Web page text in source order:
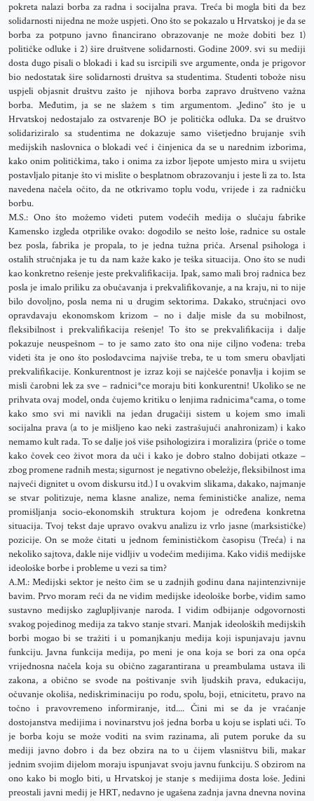
pokreta nalazi borba za radna i socijalna prava. Treća bi mogla biti da bez
solidarnosti nijedna ne može uspjeti. Ono što se pokazalo u Hrvatskoj je da se
borba za potpuno javno financirano obrazovanje ne može dobiti bez 1)
političke odluke i 2) šire društvene solidarnosti. Godine 2009. svi su mediji
dosta dugo pisali o blokadi i kad su isrcipili sve argumente, onda je prigovor
bio nedostatak šire solidarnosti društva sa studentima. Studenti tobože nisu
uspjeli objasnit društvu zašto je njihova borba zapravo društveno važna
borba. Međutim, ja se ne slažem s tim argumentom. „Jedino“ što je u
Hrvatskoj nedostajalo za ostvarenje BO je politička odluka. Da se društvo
solidariziralo sa studentima ne dokazuje samo višetjedno brujanje svih
medijskih naslovnica o blokadi već i činjenica da se u narednim izborima,
kako onim političkima, tako i onima za izbor ljepote umjesto mira u svijetu
postavljalo pitanje što vi mislite o besplatnom obrazovanju i jeste li za to. Ista
navedena načela očito, da ne otkrivamo toplu vodu, vrijede i za radničku
borbu.
M.S.: Ono što možemo videti putem vodećih medija o slučaju fabrike
Kamensko izgleda otprilike ovako: dogodilo se nešto loše, radnice su ostale
bez posla, fabrika je propala, to je jedna tužna priča. Arsenal psihologa i
ostalih stručnjaka je tu da nam kaže kako je teška situacija. Ono što se nudi
kao konkretno rešenje jeste prekvalifikacija. Ipak, samo mali broj radnica bez
posla je imalo priliku za obučavanja i prekvalifikovanje, a na kraju, ni to nije
bilo dovoljno, posla nema ni u drugim sektorima. Dakako, stručnjaci ovo
opravdavaju ekonomskom krizom – no i dalje misle da su mobilnost,
fleksibilnost i prekvalifikacija rešenje! To što se prekvalifikacija i dalje
pokazuje neuspešnom – to je samo zato što ona nije ciljno vođena: treba
videti šta je ono što poslodavcima najviše treba, te u tom smeru obavljati
prekvalifikacije. Konkurentnost je izraz koji se najčešće ponavlja i kojim se
misli čarobni lek za sve – radnici*ce moraju biti konkurentni! Ukoliko se ne
prihvata ovaj model, onda čujemo kritiku o lenjima radnicima*cama, o tome
kako smo svi mi navikli na jedan drugačiji sistem u kojem smo imali
socijalna prava (a to je mišljeno kao neki zastrašujući anahronizam) i kako
nemamo kult rada. To se dalje još više psihologizira i moralizira (priče o tome
kako čovek ceo život mora da uči i kako je dobro stalno dobijati otkaze –
zbog promene radnih mesta; sigurnost je negativno obeležje, fleksibilnost ima
najveći dignitet u ovom diskursu itd.) I u ovakvim slikama, dakako, najmanje
se stvar politizuje, nema klasne analize, nema feminističke analize, nema
promišljanja socio-ekonomskih struktura kojom je određena konkretna
situacija. Tvoj tekst daje upravo ovakvu analizu iz vrlo jasne (marksističke)
pozicije. On se može čitati u jednom feminističkom časopisu (Treća) i na
nekoliko sajtova, dakle nije vidljiv u vodećim medijima. Kako vidiš medijske
ideološke borbe i probleme u vezi sa tim?
A.M.: Medijski sektor je nešto čim se u zadnjih godinu dana najintenzivnije
bavim. Prvo moram reći da ne vidim medijske ideološke borbe, vidim samo
sustavno medijsko zaglupljivanje naroda. I vidim odbijanje odgovornosti
svakog pojedinog medija za takvo stanje stvari. Manjak ideoloških medijskih
borbi mogao bi se tražiti i u pomanjkanju medija koji ispunjavaju javnu
funkciju. Javna funkcija medija, po meni je ona koja se bori za ona opća
vrijednosna načela koja su obično zagarantirana u preambulama ustava ili
zakona, a obično se svode na poštivanje svih ljudskih prava, edukaciju,
očuvanje okoliša, nediskriminaciju po rodu, spolu, boji, etnicitetu, pravo na
točno i pravovremeno informiranje, itd.... Čini mi se da je vraćanje
dostojanstva medijima i novinarstvu još jedna borba u koju se isplati ući. To
je borba koju se može voditi na svim razinama, ali putem poruke da su
mediji javno dobro i da bez obzira na to u čijem vlasništvu bili, makar
jednim svojim dijelom moraju ispunjavat svoju javnu funkciju. S obzirom na
ono kako bi moglo biti, u Hrvatskoj je stanje s medijima dosta loše. Jedini
preostali javni medij je HRT, nedavno je ugašena zadnja javna dnevna novina